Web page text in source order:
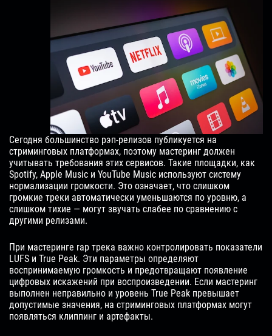
Сегодня большинство рэп-релизов публикуется на
стриминговых платформах, поэтому мастеринг должен
учитывать требования этих сервисов. Такие площадки, как
Spotify, Apple Music и YouTube Music используют систему
нормализации громкости. Это означает, что слишком
громкие треки автоматически уменьшаются по уровню, а
слишком тихие — могут звучать слабее по сравнению с
другими релизами.
При мастеринге rap трека важно контролировать показатели
LUFS и True Peak. Эти параметры определяют
воспринимаемую громкость и предотвращают появление
цифровых искажений при воспроизведении. Если мастеринг
выполнен неправильно и уровень True Peak превышает
допустимые значения, на стриминговых платформах могут
появляться клиппинг и артефакты.